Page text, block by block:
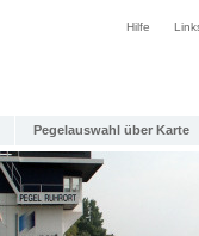
Hilfe
Pegelauswahl über Karte